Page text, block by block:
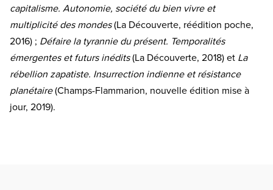
capitalisme. Autonomie, société du bien vivre et
multiplicité des mondes(La Découverte, réédition poche,
2016) ; Défaire la tyrannie du présent. Temporalités
émergentes et futurs inédits(La Découverte, 2018) et La
rébellion zapatiste. Insurrection indienne etrésistance
planétaire(Champs-Flammarion, nouvelle édition mise à
jour, 2019).